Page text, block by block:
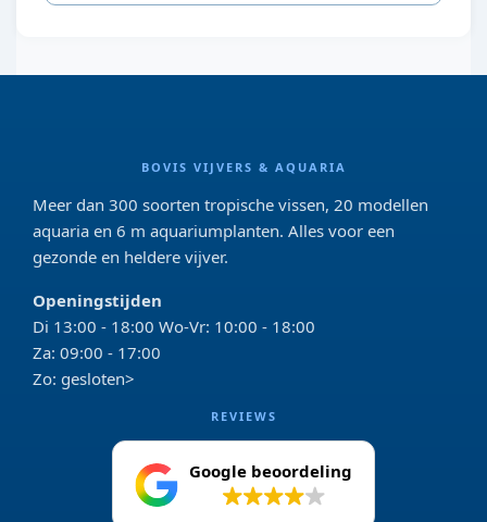
BOVIS VIJVERS & AQUARIA
Meer dan 300 soorten tropische vissen, 20 modellen
aquaria en 6 m aquariumplanten. Alles voor een
gezonde en heldere vijver.
Openingstijden
Di 13:00 - 18:00 Wo-Vr: 10:00 - 18:00
Za: 09:00 - 17:00
Zo: gesloten>
REVIEWS
Google beoordeling